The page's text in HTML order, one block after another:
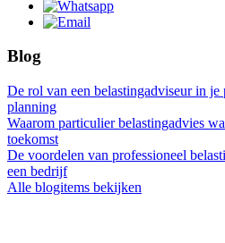
Blog
De rol van een belastingadviseur in
planning
Waarom particulier belastingadvies
toekomst
De voordelen van professioneel
een bedrijf
Alle blogitems bekijken